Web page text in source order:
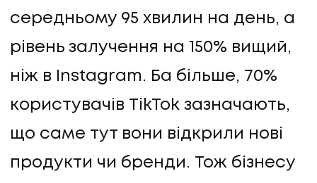
середньому 95 хвилин на день, а
рівень залучення на 150% вищий,
ніж в Instagram. Ба більше, 70%
користувачів TikTok зазначають,
що саме тут вони відкрили нові
продукти чи бренди. Тож бізнесу